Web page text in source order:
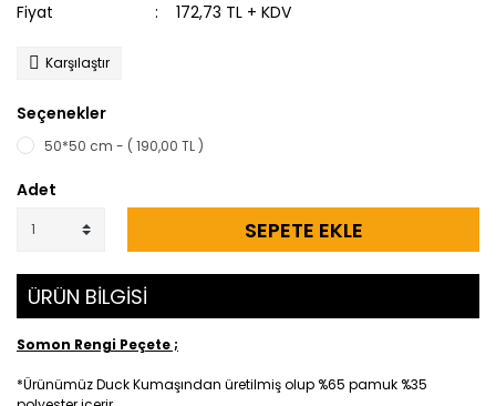
Fiyat
172,73 TL + KDV
Karşılaştır
Seçenekler
50*50 cm - ( 190,00 TL )
Adet
SEPETE EKLE
ÜRÜN BİLGİSİ
Somon Rengi Peçete ;
*Ürünümüz Duck Kumaşından üretilmiş olup %65 pamuk %35